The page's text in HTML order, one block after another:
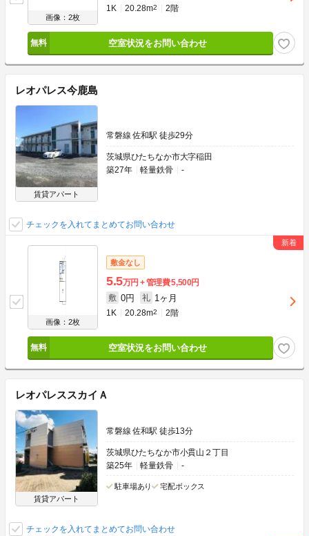
画像：2枚
1K 20.28m2 2階
空室状況をお問い合わせ
レオパレス今鹿島
賃貸アパート
常磐線 佐和駅 徒歩29分
茨城県ひたちなか市大字稲田
築27年
軽量鉄骨 -
チェックを入れてまとめてお問い合わせ
画像：2枚
敷金なし
5.5万円 管理費5,500円
敷 0円 礼 1ヶ月
1K 20.28m2 2階
空室状況をお問い合わせ
レオパレススカイＡ
賃貸アパート
常磐線 佐和駅 徒歩13分
茨城県ひたちなか市小貫山２丁目
築25年
軽量鉄骨 -
駐車場あり 宅配ボックス
チェックを入れてまとめてお問い合わせ